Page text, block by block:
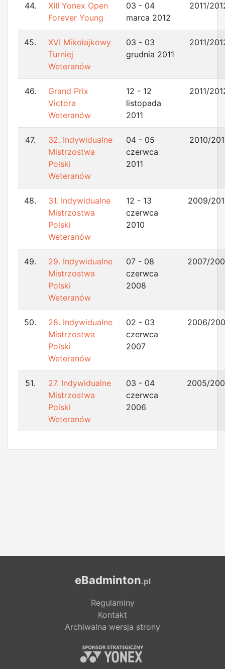
44.
XIII Yonex Open
Forever Young
03 - 04
marca 2012
2011/
45.
XVI Mikołajkowy
Turniej
Weteranów
03 - 03
grudnia 2011
2011/
46.
Grand Prix
Victora
Weteranów
12 - 12
listopada
2011
2011/
47.
32. Indywidualne
Mistrzostwa
Polski
Weteranów
04 - 05
czerwca
2011
2010/
48.
31. Indywidualne
Mistrzostwa
Polski
Weteranów
12 - 13
czerwca
2010
2009/
49.
29. Indywidualne
Mistrzostwa
Polski
Weteranów
07 - 08
czerwca
2008
2007/
50.
28. Indywidualne
Mistrzostwa
Polski
Weteranów
02 - 03
czerwca
2007
2006/
51.
27. Indywidualne
Mistrzostwa
Polski
Weteranów
03 - 04
czerwca
2006
2005/
eBadminton.pl
Regulaminy
Kontakt
Archiwalna wersja strony